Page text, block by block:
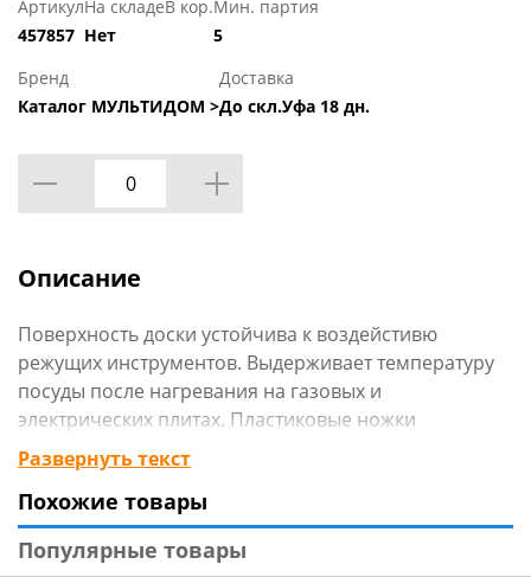
Артикул
457857
На складе
Нет
В кор.Мин. партия
5
Бренд
Каталог МУЛЬТИДОМ >
Доставка
До скл.Уфа 18 дн.
Описание
Поверхность доски устойчива к воздейстивю
режущих инструментов. Выдерживает температуру
посуды после нагревания на газовых и
электрических плитах. Пластиковые ножки
предотвращают скольжение и обеспечивают
термоизолирующие свойства.
Изготовлена из стекла, гигиенична, не впитывает
запахи и легко моется, в том числе в посудомоечной
машине.
Развернуть текст
Похожие товары
Популярные товары